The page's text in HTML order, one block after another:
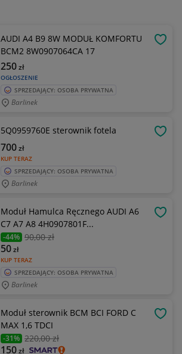
AUDI A4 B9 8W MODUŁ KOMFORTU
BCM2 8W0907064CA 17
OGŁOSZENIE
250zł
SPRZEDAJĄCY: OSOBA PRYWATNA
Barlinek
5Q0959760E sterownik fotela
KUP TERAZ
700zł
SPRZEDAJĄCY: OSOBA PRYWATNA
Barlinek
Moduł Hamulca Ręcznego AUDI A6
C7 A7 A8 4H0907801F...
-44% 90,00 zł
KUP TERAZ
50zł
SPRZEDAJĄCY: OSOBA PRYWATNA
Barlinek
Moduł sterownik BCM BCI FORD C
MAX 1,6 TDCI
-31% 220,00 zł
150zł